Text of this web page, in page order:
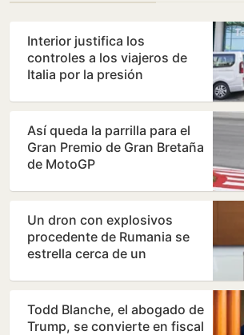
Interior justifica los
controles a los viajeros de
Italia por la presión
Así queda la parrilla para el
Gran Premio de Gran Bretaña
de MotoGP
Un dron con explosivos
procedente de Rumania se
estrella cerca de un
Todd Blanche, el abogado de
Trump, se convierte en fiscal